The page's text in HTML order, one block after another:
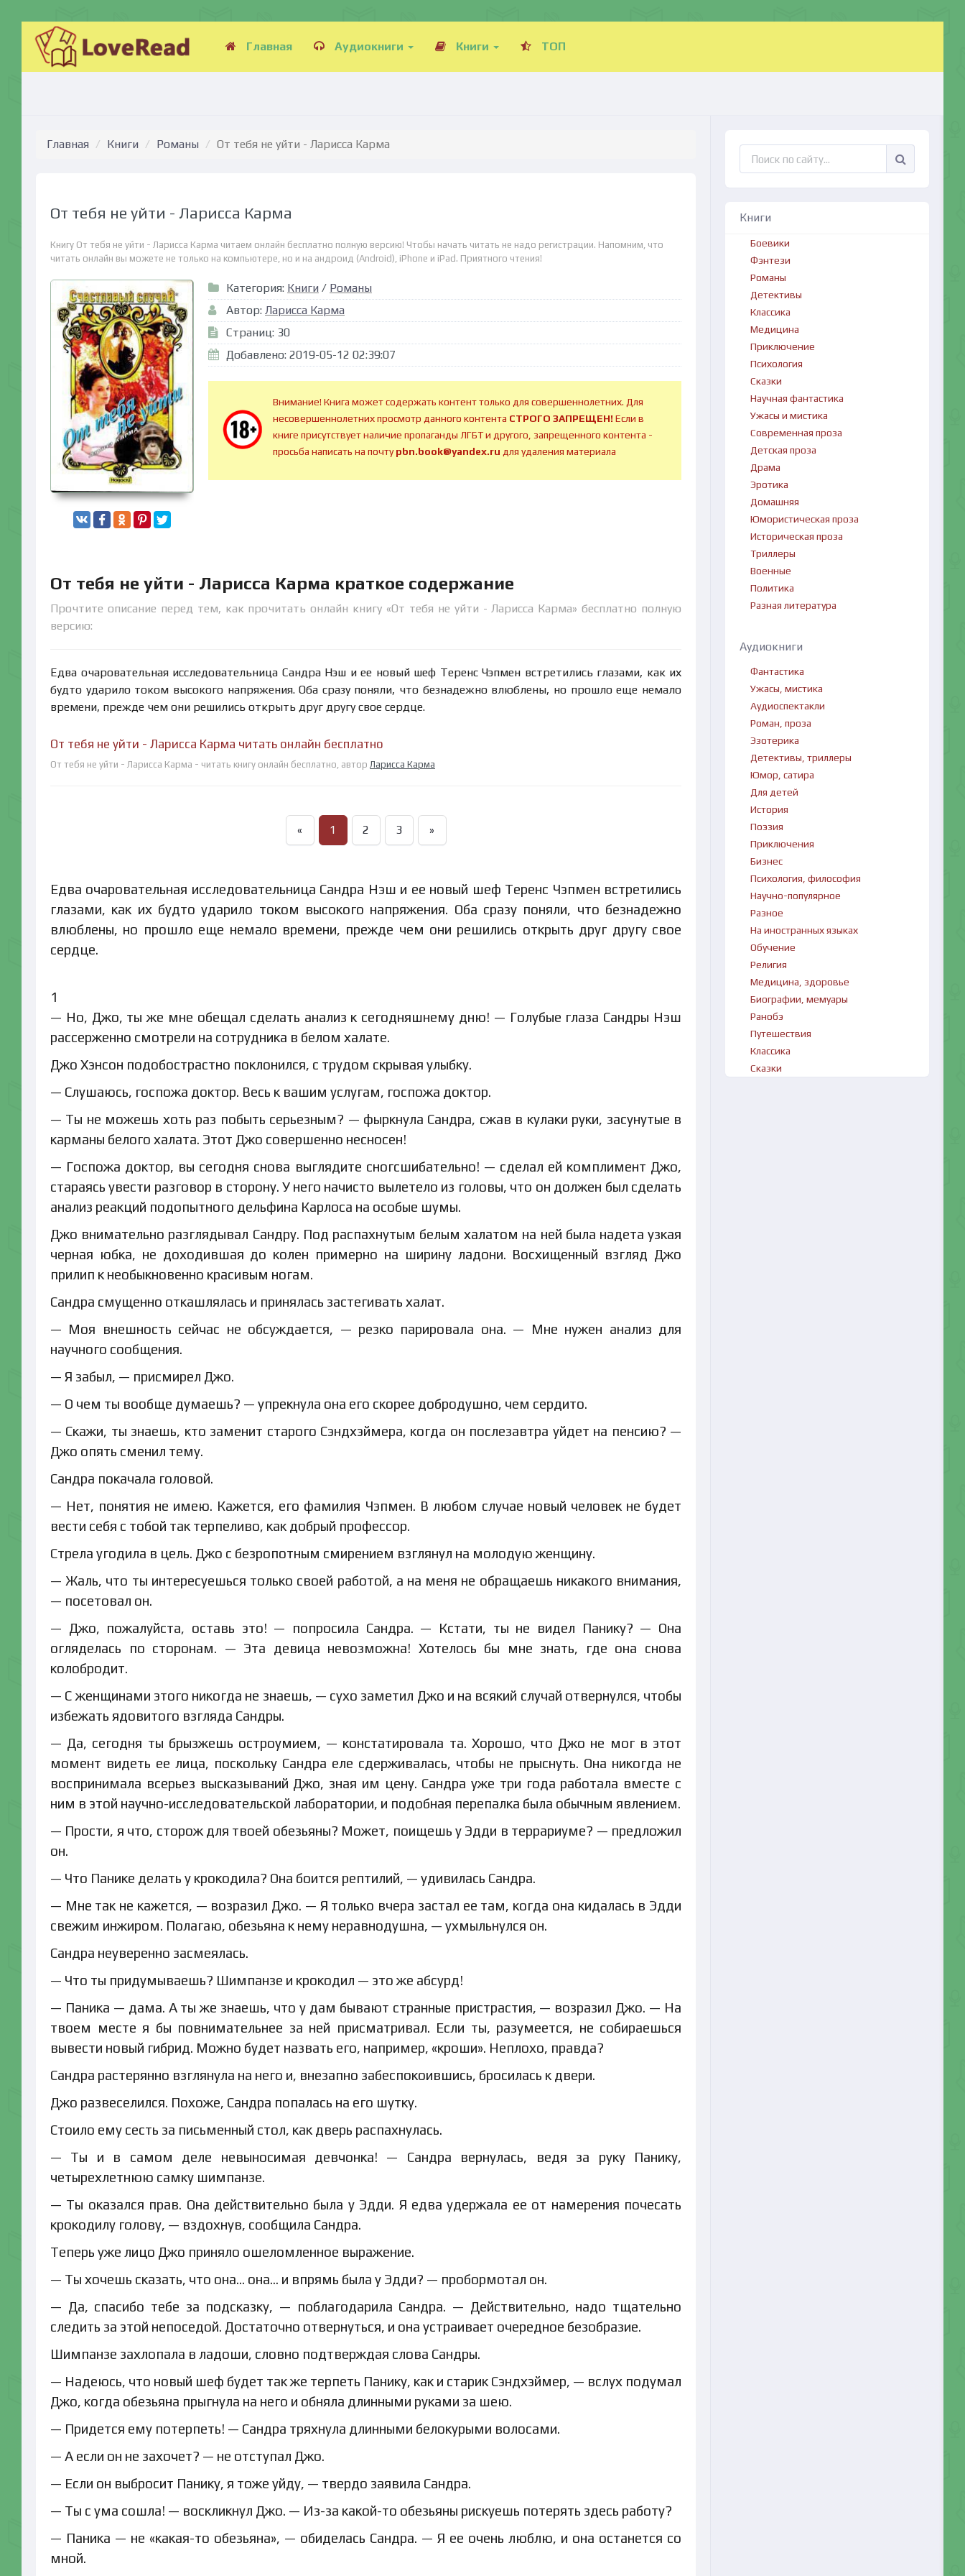
Главная Аудиокниги Книги ТОП
Главная Книги Романы От тебя не уйти - Ларисса Карма
От тебя не уйти - Ларисса Карма
Книгу От тебя не уйти - Ларисса Карма читаем онлайн бесплатно полную версию! Чтобы начать читать не надо регистрации. Напомним, что
читать онлайн вы можете не только на компьютере, но и на андроид (Android), iPhone и iPad. Приятного чтения!
Категория: Книги / Романы
Автор: Ларисса Карма
Страниц: 30
Добавлено: 2019-05-12 02:39:07
Внимание! Книга может содержать контент только для совершеннолетних. Для
несовершеннолетних просмотр данного контента СТРОГО ЗАПРЕЩЕН!Если в
книге присутствует наличие пропаганды ЛГБТ и другого, запрещенного контента -
просьба написать на почтуpbn.book@yandex.ru для удаления материала
От тебя не уйти - Ларисса Карма краткое содержание
Прочтите описание перед тем, как прочитать онлайн книгу «От тебя не уйти - Ларисса Карма» бесплатно полную
версию:
Едва очаровательная исследовательница Сандра Нэш и ее новый шеф Теренс Чэпмен встретились глазами, как их
будто ударило током высокого напряжения. Оба сразу поняли, что безнадежно влюблены, но прошло еще немало
времени, прежде чем они решились открыть друг другу свое сердце.
От тебя не уйти - Ларисса Карма читать онлайн бесплатно
От тебя не уйти - Ларисса Карма - читать книгу онлайн бесплатно, автор Ларисса Карма
« 1 2 3 »
Едва очаровательная исследовательница Сандра Нэш и ее новый шеф Теренс Чэпмен встретились
глазами, как их будто ударило током высокого напряжения. Оба сразу поняли, что безнадежно
влюблены, но прошло еще немало времени, прежде чем они решились открыть друг другу свое
сердце.
1
— Но, Джо, ты же мне обещал сделать анализ к сегодняшнему дню! — Голубые глаза Сандры Нэш
рассерженно смотрели на сотрудника в белом халате.
Джо Хэнсон подобострастно поклонился, с трудом скрывая улыбку.
— Слушаюсь, госпожа доктор. Весь к вашим услугам, госпожа доктор.
— Ты не можешь хоть раз побыть серьезным? — фыркнула Сандра, сжав в кулаки руки, засунутые в
карманы белого халата. Этот Джо совершенно несносен!
— Госпожа доктор, вы сегодня снова выглядите сногсшибательно! — сделал ей комплимент Джо,
стараясь увести разговор в сторону. У него начисто вылетело из головы, что он должен был сделать
анализ реакций подопытного дельфина Карлоса на особые шумы.
Джо внимательно разглядывал Сандру. Под распахнутым белым халатом на ней была надета узкая
черная юбка, не доходившая до колен примерно на ширину ладони. Восхищенный взгляд Джо
прилип к необыкновенно красивым ногам.
Сандра смущенно откашлялась и принялась застегивать халат.
— Моя внешность сейчас не обсуждается, — резко парировала она. — Мне нужен анализ для
научного сообщения.
— Я забыл, — присмирел Джо.
— О чем ты вообще думаешь? — упрекнула она его скорее добродушно, чем сердито.
— Скажи, ты знаешь, кто заменит старого Сэндхэймера, когда он послезавтра уйдет на пенсию? —
Джо опять сменил тему.
Сандра покачала головой.
— Нет, понятия не имею. Кажется, его фамилия Чэпмен. В любом случае новый человек не будет
вести себя с тобой так терпеливо, как добрый профессор.
Стрела угодила в цель. Джо с безропотным смирением взглянул на молодую женщину.
— Жаль, что ты интересуешься только своей работой, а на меня не обращаешь никакого внимания,
— посетовал он.
— Джо, пожалуйста, оставь это! — попросила Сандра. — Кстати, ты не видел Панику? — Она
огляделась по сторонам. — Эта девица невозможна! Хотелось бы мне знать, где она снова
колобродит.
— С женщинами этого никогда не знаешь, — сухо заметил Джо и на всякий случай отвернулся, чтобы
избежать ядовитого взгляда Сандры.
— Да, сегодня ты брызжешь остроумием, — констатировала та. Хорошо, что Джо не мог в этот
момент видеть ее лица, поскольку Сандра еле сдерживалась, чтобы не прыснуть. Она никогда не
воспринимала всерьез высказываний Джо, зная им цену. Сандра уже три года работала вместе с
ним в этой научно-исследовательской лаборатории, и подобная перепалка была обычным явлением.
— Прости, я что, сторож для твоей обезьяны? Может, поищешь у Эдди в террариуме? — предложил
он.
— Что Панике делать у крокодила? Она боится рептилий, — удивилась Сандра.
— Мне так не кажется, — возразил Джо. — Я только вчера застал ее там, когда она кидалась в Эдди
свежим инжиром. Полагаю, обезьяна к нему неравнодушна, — ухмыльнулся он.
Сандра неуверенно засмеялась.
— Что ты придумываешь? Шимпанзе и крокодил — это же абсурд!
— Паника — дама. А ты же знаешь, что у дам бывают странные пристрастия, — возразил Джо. — На
твоем месте я бы повнимательнее за ней присматривал. Если ты, разумеется, не собираешься
вывести новый гибрид. Можно будет назвать его, например, «кроши». Неплохо, правда?
Сандра растерянно взглянула на него и, внезапно забеспокоившись, бросилась к двери.
Джо развеселился. Похоже, Сандра попалась на его шутку.
Стоило ему сесть за письменный стол, как дверь распахнулась.
— Ты и в самом деле невыносимая девчонка! — Сандра вернулась, ведя за руку Панику,
четырехлетнюю самку шимпанзе.
— Ты оказался прав. Она действительно была у Эдди. Я едва удержала ее от намерения почесать
крокодилу голову, — вздохнув, сообщила Сандра.
Теперь уже лицо Джо приняло ошеломленное выражение.
— Ты хочешь сказать, что она… она… и впрямь была у Эдди? — пробормотал он.
— Да, спасибо тебе за подсказку, — поблагодарила Сандра. — Действительно, надо тщательно
следить за этой непоседой. Достаточно отвернуться, и она устраивает очередное безобразие.
Шимпанзе захлопала в ладоши, словно подтверждая слова Сандры.
— Надеюсь, что новый шеф будет так же терпеть Панику, как и старик Сэндхэймер, — вслух подумал
Джо, когда обезьяна прыгнула на него и обняла длинными руками за шею.
— Придется ему потерпеть! — Сандра тряхнула длинными белокурыми волосами.
— А если он не захочет? — не отступал Джо.
— Если он выбросит Панику, я тоже уйду, — твердо заявила Сандра.
— Ты с ума сошла! — воскликнул Джо. — Из-за какой-то обезьяны рискуешь потерять здесь работу?
— Паника — не «какая-то обезьяна», — обиделась Сандра. — Я ее очень люблю, и она останется со
мной.
Книги
Боевики
Фэнтези
Романы
Детективы
Классика
Медицина
Приключение
Психология
Сказки
Научная фантастика
Ужасы и мистика
Современная проза
Детская проза
Драма
Эротика
Домашняя
Юмористическая проза
Историческая проза
Триллеры
Военные
Политика
Разная литература
Аудиокниги
Фантастика
Ужасы, мистика
Аудиоспектакли
Роман, проза
Эзотерика
Детективы, триллеры
Юмор, сатира
Для детей
История
Поэзия
Приключения
Бизнес
Психология, философия
Научно-популярное
Разное
На иностранных языках
Обучение
Религия
Медицина, здоровье
Биографии, мемуары
Ранобэ
Путешествия
Классика
Сказки